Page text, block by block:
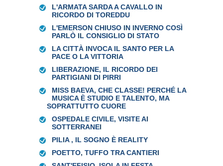
L'ARMATA SARDA A CAVALLO IN
RICORDO DI TOREDDU
L'EMERSON CHIUSO IN INVERNO COSÌ
PARLÒ IL CONSIGLIO DI STATO
LA CITTÀ INVOCA IL SANTO PER LA
PACE O LA VITTORIA
LIBERAZIONE, IL RICORDO DEI
PARTIGIANI DI PIRRI
MISS BAEVA, CHE CLASSE! PERCHÉ LA
MUSICA È STUDIO E TALENTO, MA
SOPRATTUTTO CUORE
OSPEDALE CIVILE, VISITE AI
SOTTERRANEI
PILIA , IL SOGNO È REALITY
POETTO, TUFFO TRA CANTIERI